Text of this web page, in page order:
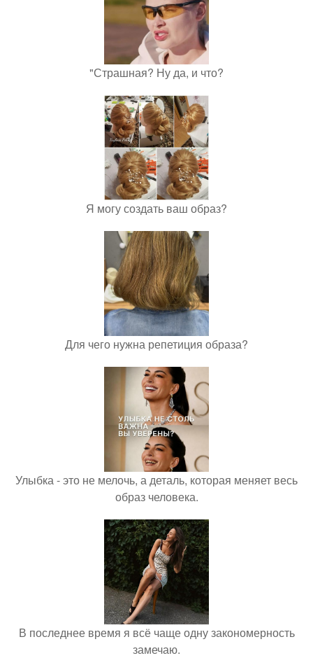
"Страшная? Ну да, и что?
Я могу создать ваш образ?
Для чего нужна репетиция образа?
Улыбка - это не мелочь, а деталь, которая меняет весь
образ человека.
В последнее время я всё чаще одну закономерность
замечаю.